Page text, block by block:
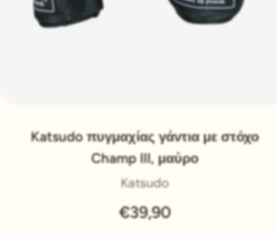
Pridať do košíka
Katsudo πυγμαχίας γάντια με στόχο
Champ III, μαύρο
Katsudo
€39,90